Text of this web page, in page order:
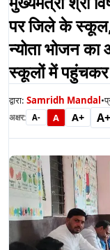
पर जिले के स्कूल,
न्योता भोजन का
स्कूलों में पहुंचकर
द्वारा: Samridh Mandal•
अक्षर: A- A A+